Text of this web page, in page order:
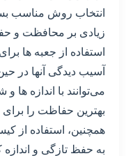
انتخاب روش مناسب
زیادی بر محافظت و
استفاده از جعبه ها
آسیب دیدگی آنها در
می‌توانند با اندازه
بهترین حفاظت را
همچنین، استفاده از
به حفظ تازگی و اندازه